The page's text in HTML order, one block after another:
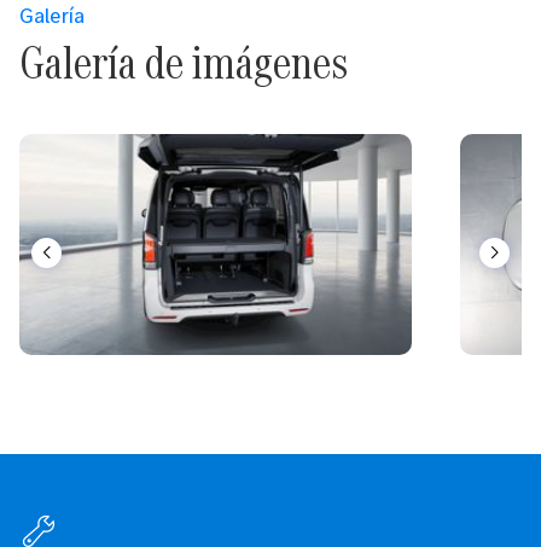
Galería
Galería de imágenes